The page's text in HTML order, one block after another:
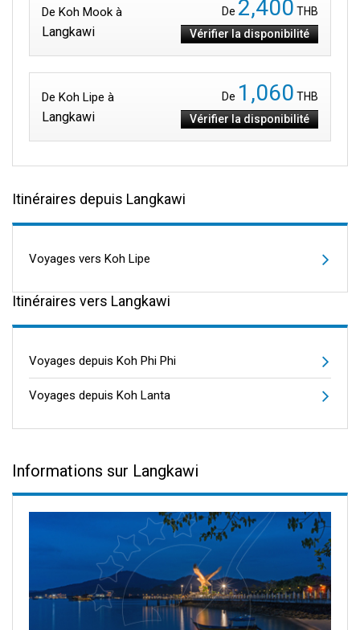
De Koh Mook à
Langkawi
De 2,400 THB
Vérifier la disponibilité
De Koh Lipe à
Langkawi
De 1,060 THB
Vérifier la disponibilité
Itinéraires depuis Langkawi
Voyages vers Koh Lipe
Itinéraires vers Langkawi
Voyages depuis Koh Phi Phi
Voyages depuis Koh Lanta
Informations sur Langkawi